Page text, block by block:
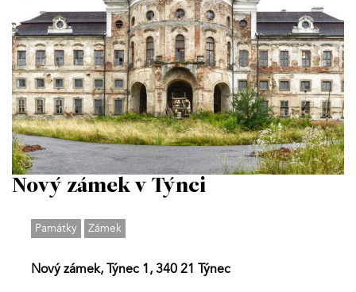
Nový zámek v Týnci
Památky Zámek
Nový zámek, Týnec 1, 340 21 Týnec